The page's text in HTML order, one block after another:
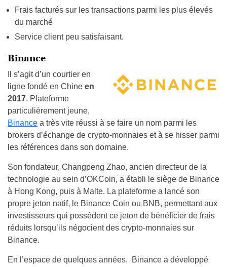
Frais facturés sur les transactions parmi les plus élevés
du marché
Service client peu satisfaisant.
Binance
Il s’agit d’un courtier en
ligne fondé en Chine en
2017. Plateforme
particulièrement jeune,
Binance a très vite réussi à se faire un nom parmi les
brokers d’échange de crypto-monnaies et à se hisser parmi
les références dans son domaine.
Son fondateur, Changpeng Zhao, ancien directeur de la
technologie au sein d’OKCoin, a établi le siège de Binance
à Hong Kong, puis à Malte. La plateforme a lancé son
propre jeton natif, le Binance Coin ou BNB, permettant aux
investisseurs qui possèdent ce jeton de bénéficier de frais
réduits lorsqu’ils négocient des crypto-monnaies sur
Binance.
En l’espace de quelques années, Binance a développé